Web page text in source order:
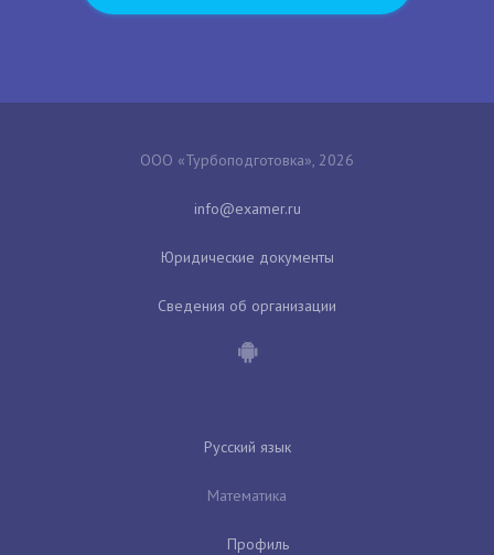
ООО «Турбоподготовка», 2026
Юридические документы
Сведения об организации
Русский язык
Математика
Профиль